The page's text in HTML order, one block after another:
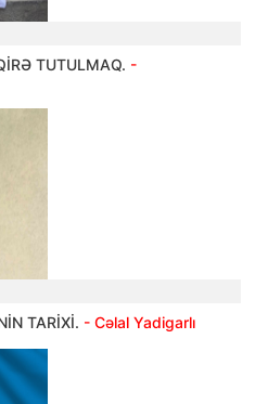
TUTULMAQ. -
TARİXİ. - Cəlal Yadigarlı